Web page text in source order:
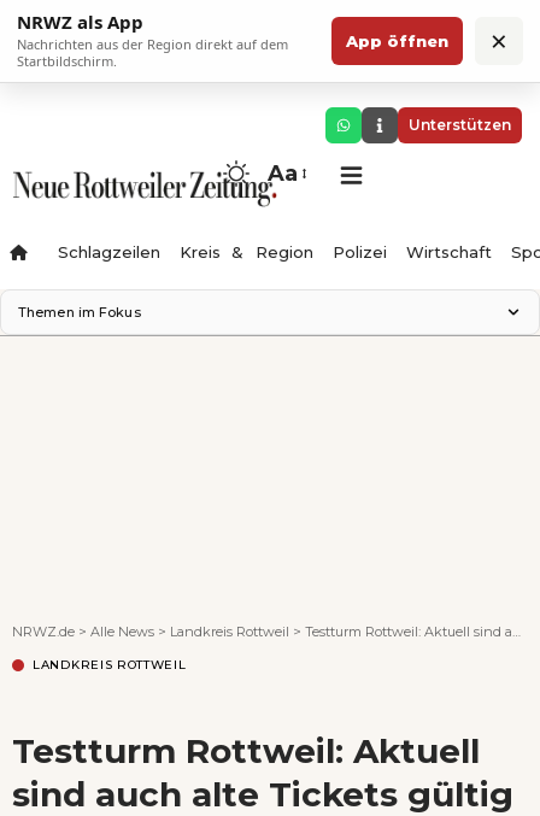
NRWZ als App
Nachrichten aus der Region direkt auf dem
Startbildschirm.
App öffnen ×
Unterstützen
Aa
Schlagzeilen Kreis & Region Polizei Wirtschaft
Themen im Fokus
NRWZ.de > Alle News > Landkreis Rottweil > Testturm Rottweil: Aktuell sind auch alte Tickets gültig
LANDKREIS ROTTWEIL
Testturm Rottweil: Aktuell
sind auch alte Tickets gültig